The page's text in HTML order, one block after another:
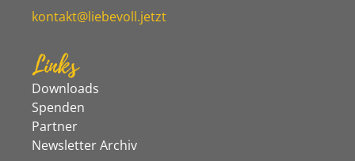
kontakt@liebevoll.jetzt
Links
Downloads
Spenden
Partner
Newsletter Archiv